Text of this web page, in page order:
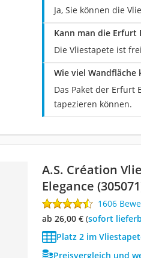
Ja, Sie können die
Kann man die Erfurt
Die Vliestapete ist
Wie viel Wandfläche
Das Paket der Erfurt
tapezieren können.
A.S. Création
Elegance
1606
ab 26,00 €( Sofort
Platz 2 im
Preisvergleich und